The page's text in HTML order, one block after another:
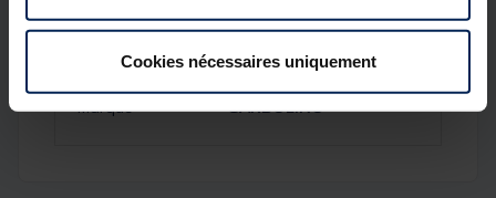
Cookies nécessaires uniquement
Marque
GARBOLINO